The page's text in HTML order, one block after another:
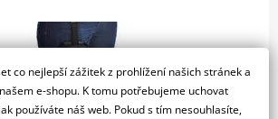
co nejlepší zážitek z prohlížení našich stránek a
e-shopu. K tomu potřebujeme uchovat
používáte náš web. Pokud s tím nesouhlasíte,